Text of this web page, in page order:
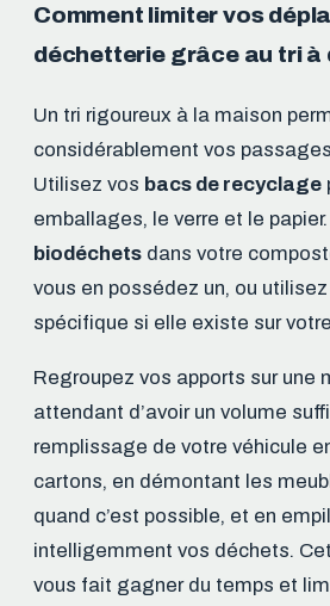
Comment limiter vos
déchetterie grâce au tri à
Un tri rigoureux à la maison
considérablement vos
Utilisez vos bacs de recyclage
emballages, le verre et le
biodéchets dans votre
vous en possédez un, ou
spécifique si elle existe sur
Regroupez vos apports sur une
attendant d’avoir un volume
remplissage de votre véhicule
cartons, en démontant les
quand c’est possible, et en
intelligemment vos déchets.
vous fait gagner du temps et